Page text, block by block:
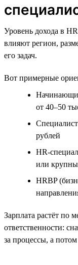
Уровень дохода в
влияют регион,
его задач.
Вот примерные
от 40–50
рублей
HR-
или
HRBP
Зарплата растёт по
ответственности:
за процессы, а